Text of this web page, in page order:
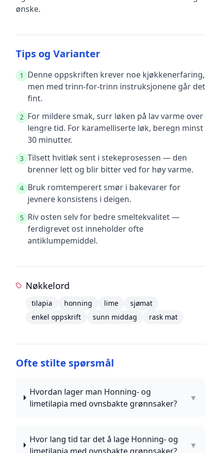
ønske.
Tips og Varianter
1
Denne oppskriften krever noe kjøkkenerfaring,
men med trinn-for-trinn instruksjonene går det
fint.
2 For mildere smak, surr løken på lav varme over
lengre tid. For karamelliserte løk, beregn minst
30 minutter.
3 Tilsett hvitløk sent i stekeprosessen — den
brenner lett og blir bitter ved for høy varme.
4 Bruk romtemperert smør i bakevarer for
jevnere konsistens i deigen.
5 Riv osten selv for bedre smeltekvalitet —
ferdigrevet ost inneholder ofte
antiklumpemiddel.
Nøkkelord
tilapia honning lime
sjømat
enkel oppskrift
sunn middag rask mat
Ofte stilte spørsmål
Hvordan lager man Honning- og
limetilapia med ovnsbakte grønnsaker?
▼
Hvor lang tid tar det å lage Honning- og
▼